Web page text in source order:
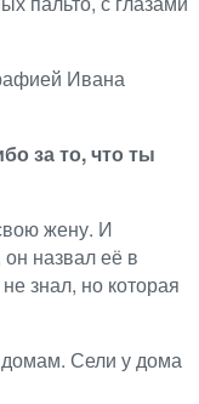
Ивана
за то, что ты
жену. И
назвал её в
знал, но которая
Сели у дома